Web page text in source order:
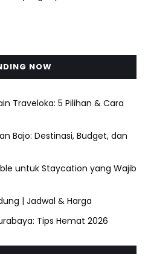
NOW
Traveloka: 5 Pilihan & Cara
Bajo: Destinasi, Budget, dan
untuk Staycation yang Wajib
| Jadwal & Harga
Tips Hemat 2026